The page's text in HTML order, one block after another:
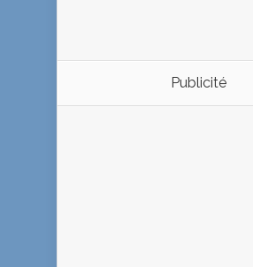
Publicité